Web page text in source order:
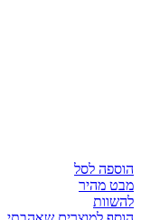
הוספה לסל
מבט מהיר
להשוות